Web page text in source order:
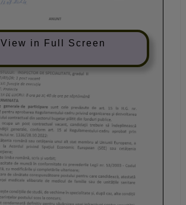
View in Full Screen